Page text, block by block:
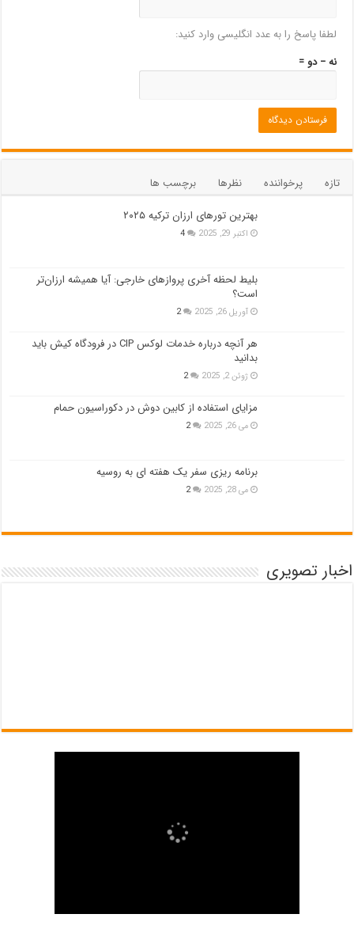
لطفا پاسخ را به عدد انگلیسی وارد کنید:
نه − دو =
تازه پرخواننده نظرها
برچسب ها
بهترین تورهای ارزان ترکیه ۲۰۲۵
اکتبر 29, 2025 4
بلیط لحظه آخری پروازهای خارجی: آیا همیشه ارزان‌تر
است؟
آوریل 26, 2025 2
هر آنچه درباره خدمات لوکس CIP در فرودگاه‌ کیش باید
بدانید
ژوئن 2, 2025 2
مزایای استفاده از کابین دوش در دکوراسیون حمام
می 26, 2025 2
برنامه ریزی سفر یک هفته ای به روسیه
می 28, 2025 2
اخبار تصویری